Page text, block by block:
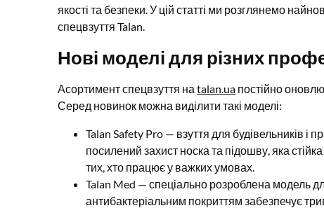
якості та безпеки. У цій статті ми розглянемо
спецвзуття Talan.
Нові моделі для різних
Асортимент спецвзуття на talan.ua постійно
Серед новинок можна виділити такі моделі:
Talan Safety Pro — взуття для будівельників і
посилений захист носка та підошву, яка
тих, хто працює у важких умовах.
Talan Med — спеціально розроблена модель
антибактеріальним покриттям забезпечує